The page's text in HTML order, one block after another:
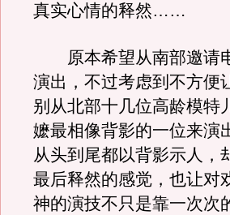
真实心情的释然……
原本希望从南部邀请
演出，不过考虑到不方便
别从北部十几位高龄模特
嬷最相像背影的一位来演
从头到尾都以背影示人，
最后释然的感觉，也让对
神的演技不只是靠一次次